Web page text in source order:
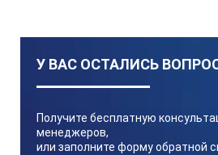
У ВАС ОСТАЛИСЬ
Получите бесплатную
менеджеров,
или заполните форму обратной